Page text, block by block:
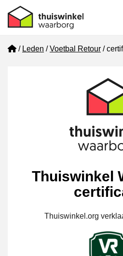
Home
Leden Voetbal Retour
Thuiswinkel
Thuiswinkel.org